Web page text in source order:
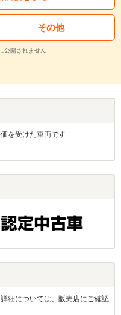
その他
公開されません
を受けた車両です
細については、販売店にご確認